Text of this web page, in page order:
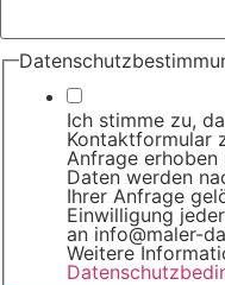
Ich stimme zu,
Kontaktformular
Anfrage
Daten werden
Ihrer Anfrage
Einwilligung
an info@maler-
Weitere